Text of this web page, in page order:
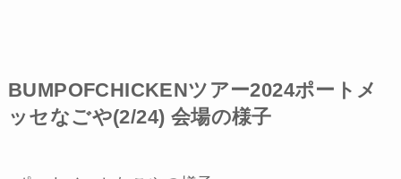
BUMPOFCHICKENツアー2024ポートメ
ッセなごや(2/24) 会場の様子